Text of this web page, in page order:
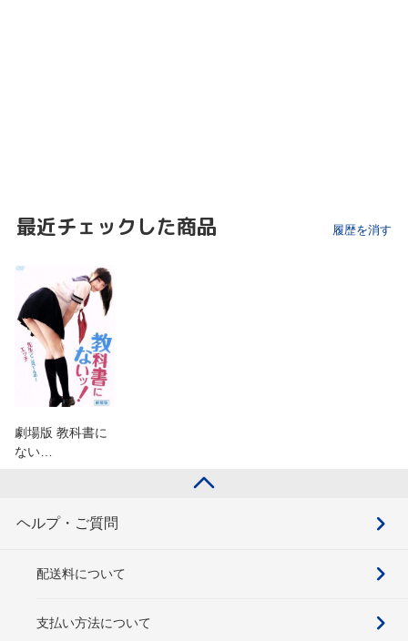
最近チェックした商品 履歴を消す
劇場版 教科書に
ない…
ヘルプ・ご質問
配送料について
支払い方法について